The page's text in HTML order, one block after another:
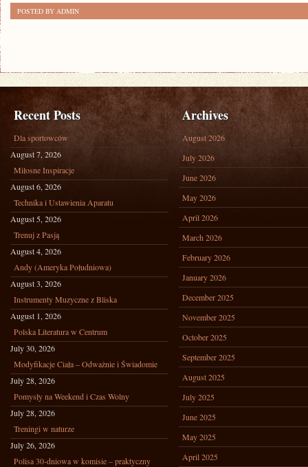
POSTED BY ADMIN
Recent Posts
Dla sportowców
August 7, 2026
Miłosne Inspiracje
August 6, 2026
Technika i Ustawienia Aparatu
August 5, 2026
Trenuj z Pasją
August 4, 2026
Andy (Ameryka Południowa)
August 3, 2026
Instrumenty Muzyczne z Bliska
August 1, 2026
Polska Literatura w Centrum
July 30, 2026
Modyfikacje Ciała – Odważnie i Świadomie
July 28, 2026
Pomysły na Weekend i Czas Wolny
July 28, 2026
Treningi w naturze
July 26, 2026
Polisa 30-dniowa w komisie – praktyczny
Archives
August 2026
July 2026
June 2026
May 2026
April 2026
March 2026
February 2026
January 2026
December 2025
November 2025
October 2025
September 2025
August 2025
July 2025
June 2025
May 2025
April 2025